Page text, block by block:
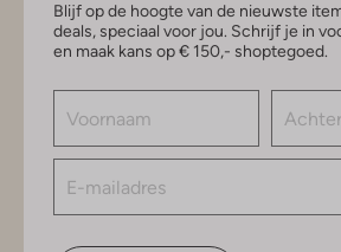
Blijf op de hoogte van de nieuwste
deals, speciaal voor jou. Schrijf je in
en maak kans op € 150,- shoptegoed.